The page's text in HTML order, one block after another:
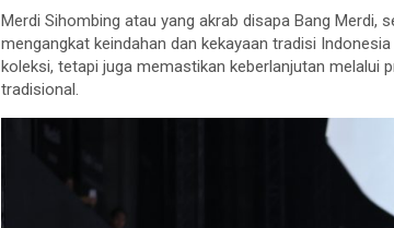
Merdi Sihombing atau yang akrab disapa Bang Merdi,
mengangkat keindahan dan kekayaan tradisi
koleksi, tetapi juga memastikan keberlanjutan melalui
tradisional.